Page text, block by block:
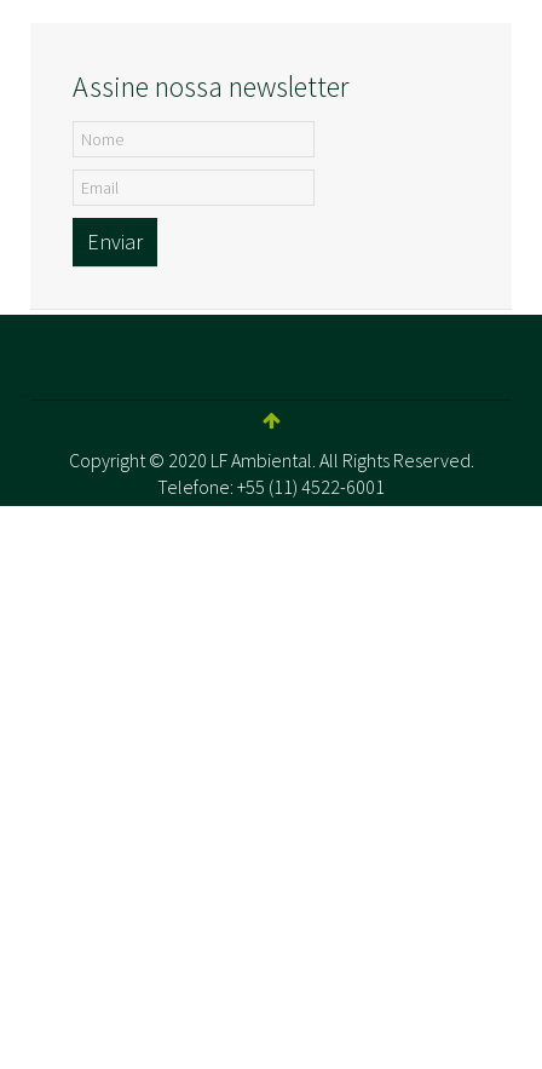
Assine nossa newsletter
Enviar
Copyright © 2020 LF Ambiental. All Rights Reserved.
Telefone: +55 (11) 4522-6001